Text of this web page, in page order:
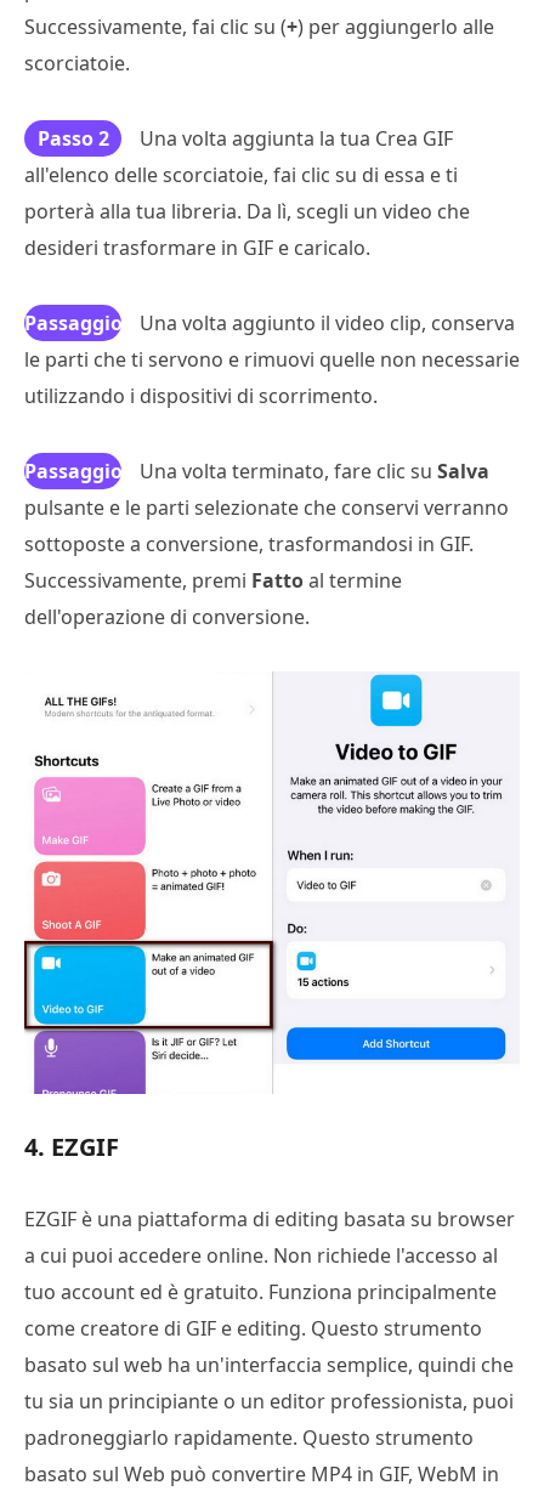
Successivamente, fai clic su (+) per aggiungerlo alle
scorciatoie.
Passo 2
Una volta aggiunta la tua Crea GIF
all'elenco delle scorciatoie, fai clic su di essa e ti
porterà alla tua libreria. Da lì, scegli un video che
desideri trasformare in GIF e caricalo.
Passaggio
3
Una volta aggiunto il video clip, conserva
le parti che ti servono e rimuovi quelle non necessarie
utilizzando i dispositivi di scorrimento.
Passaggio
4
Una volta terminato, fare clic su Salva
pulsante e le parti selezionate che conservi verranno
sottoposte a conversione, trasformandosi in GIF.
Successivamente, premi Fattoal termine
dell'operazione di conversione.
4. EZGIF
EZGIF è una piattaforma di editing basata su browser
a cui puoi accedere online. Non richiede l'accesso al
tuo account ed è gratuito. Funziona principalmente
come creatore di GIF e editing. Questo strumento
basato sul web ha un'interfaccia semplice, quindi che
tu sia un principiante o un editor professionista, puoi
padroneggiarlo rapidamente. Questo strumento
basato sul Web può convertire MP4 in GIF, WebM in